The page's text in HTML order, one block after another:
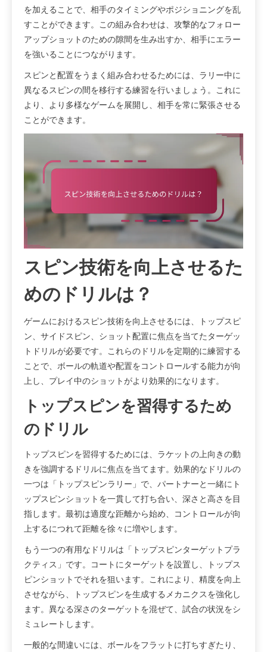
を加えることで、相手のタイミングやポジショニングを乱
すことができます。この組み合わせは、攻撃的なフォロー
アップショットのための隙間を生み出すか、相手にエラー
を強いることにつながります。
スピンと配置をうまく組み合わせるためには、ラリー中に
異なるスピンの間を移行する練習を行いましょう。これに
より、より多様なゲームを展開し、相手を常に緊張させる
ことができます。
スピン技術を向上させるた
めのドリルは？
ゲームにおけるスピン技術を向上させるには、トップスピ
ン、サイドスピン、ショット配置に焦点を当てたターゲッ
トドリルが必要です。これらのドリルを定期的に練習する
ことで、ボールの軌道や配置をコントロールする能力が向
上し、プレイ中のショットがより効果的になります。
トップスピンを習得するため
のドリル
トップスピンを習得するためには、ラケットの上向きの動
きを強調するドリルに焦点を当てます。効果的なドリルの
一つは「トップスピンラリー」で、パートナーと一緒にト
ップスピンショットを一貫して打ち合い、深さと高さを目
指します。最初は適度な距離から始め、コントロールが向
上するにつれて距離を徐々に増やします。
もう一つの有用なドリルは「トップスピンターゲットプラ
クティス」です。コートにターゲットを設置し、トップス
ピンショットでそれを狙います。これにより、精度を向上
させながら、トップスピンを生成するメカニクスを強化し
ます。異なる深さのターゲットを混ぜて、試合の状況をシ
ミュレートします。
一般的な間違いには、ボールをフラットに打ちすぎたり、